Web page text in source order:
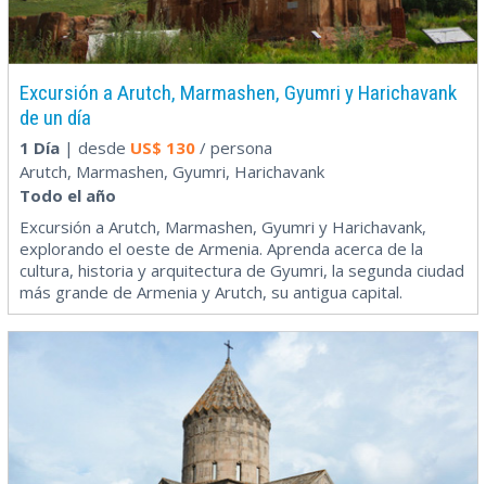
Excursión a Arutch, Marmashen, Gyumri y Harichavank
de un día
1 Día | desde US$ 130 / persona
Arutch, Marmashen, Gyumri, Harichavank
Todo el año
Excursión a Arutch, Marmashen, Gyumri y Harichavank,
explorando el oeste de Armenia. Aprenda acerca de la
cultura, historia y arquitectura de Gyumri, la segunda ciudad
más grande de Armenia y Arutch, su antigua capital.